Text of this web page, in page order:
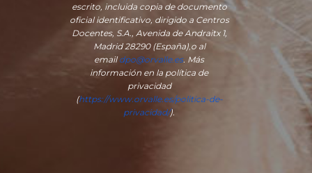
escrito, incluida copia de documento
oficial identificativo, dirigido a Centros
Docentes, S.A., Avenida de Andraitx 1,
Madrid 28290 (España),o al
emaildpo@orvalle.es. Más
información en la política de
privacidad
(https://www.orvalle.es/politica-de-
privacidad/).